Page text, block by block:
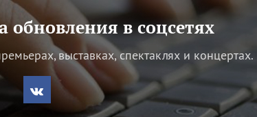
в соцсетях
выставках, спектаклях и концертах.